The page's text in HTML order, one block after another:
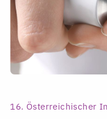
16. Österreichischer